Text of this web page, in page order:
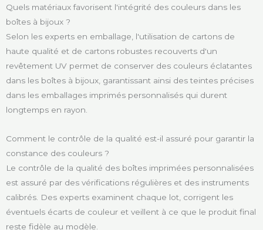
Quels matériaux favorisent l'intégrité des couleurs dans les
boîtes à bijoux ?
Selon les experts en emballage, l'utilisation de cartons de
haute qualité et de cartons robustes recouverts d'un
revêtement UV permet de conserver des couleurs éclatantes
dans les boîtes à bijoux, garantissant ainsi des teintes précises
dans les emballages imprimés personnalisés qui durent
longtemps en rayon.
Comment le contrôle de la qualité est-il assuré pour garantir la
constance des couleurs ?
Le contrôle de la qualité des boîtes imprimées personnalisées
est assuré par des vérifications régulières et des instruments
calibrés. Des experts examinent chaque lot, corrigent les
éventuels écarts de couleur et veillent à ce que le produit final
reste fidèle au modèle.